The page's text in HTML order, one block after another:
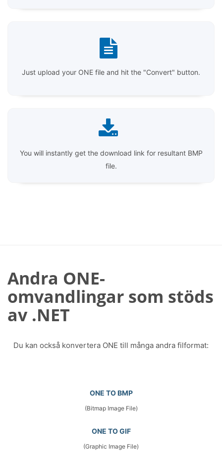
Just upload your ONE file and hit the "Convert" button.
You will instantly get the download link for resultant BMP
file.
Andra ONE-
omvandlingar som stöds
av .NET
Du kan också konvertera ONE till många andra filformat:
ONE TO BMP
(Bitmap Image File)
ONE TO GIF
(Graphic Image File)